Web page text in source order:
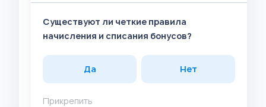
Существуют ли четкие правила
начисления и списания бонусов?
Да Нет
Прикрепить